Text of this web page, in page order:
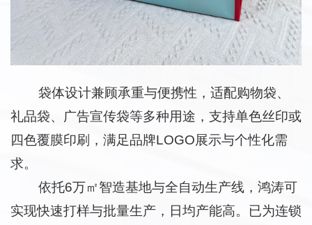
袋体设计兼顾承重与便携性，适配购物袋、
礼品袋、广告宣传袋等多种用途，支持单色丝印或
四色覆膜印刷，满足品牌LOGO展示与个性化需
求。
依托6万㎡智造基地与全自动生产线，鸿涛可
实现快速打样与批量生产，日均产能高。已为连锁